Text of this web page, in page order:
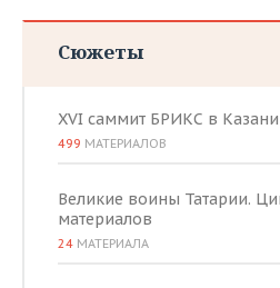
Сюжеты
XVI саммит БРИКС в Казани
499 МАТЕРИАЛОВ
Великие воины Татарии.
материалов
24 МАТЕРИАЛА